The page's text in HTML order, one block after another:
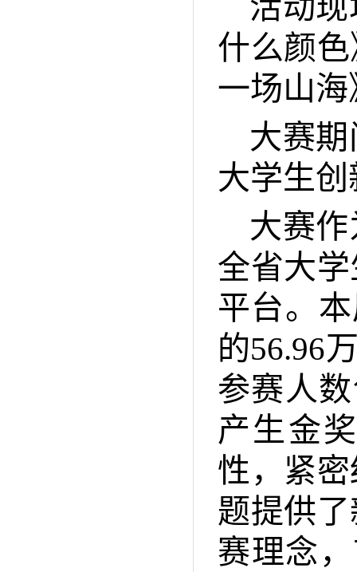
什么颜
一场山海
大赛
大学生
大赛
全省大
平台。
的56.96
参赛人
产生金
性，紧
题提供
赛理念